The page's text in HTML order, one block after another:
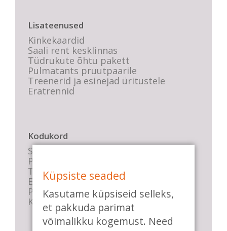
Lisateenused
Kinkekaardid
Saali rent kesklinnas
Tüdrukute õhtu pakett
Pulmatants pruutpaarile
Treenerid ja esinejad üritustele
Eratrennid
Kodukord
Stuudio sisekord
Privaatsustingimused
Tasemete kirjeldused
E-poe tingimused
Parkimise info
KKK
Küpsiste seaded
Kasutame küpsiseid selleks,
et pakkuda parimat
võimalikku kogemust. Need